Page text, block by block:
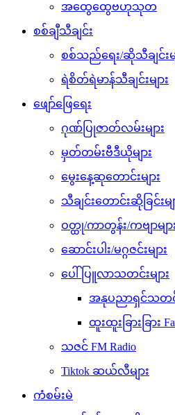
အထွေထွေဗဟုသုတ
စစ်ချီသီချင်း
စစ်သည်ရေး/ဆိုသီချင်းမ
ရဲစိတ်ရဲမာန်သီချင်းများ
ဖျော်ဖြေရေး
ဂုဏ်ပြုဇာတ်လမ်းများ
မှတ်တမ်းဗီဒီယိုများ
မွေးနေ့ဆုတောင်းများ
သီချင်းတောင်းဆိုခြင်းမျ
ဝတ္ထု/ကာတွန်း/ကဗျာမျာ
ဆောင်းပါး/မဂ္ဂဇင်းများ
ပေါ်ပြူလာသတင်းများ
အနုပညာရှင်သတင်း
ထူးထူးခြားခြား
သဇင် FM Radio
Tiktok ဆယ်လီများ
ကံစမ်းမဲ